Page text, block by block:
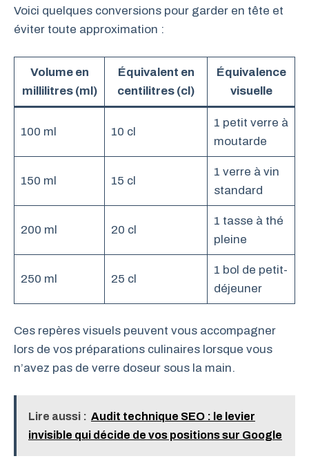
Voici quelques conversions pour garder en tête et
éviter toute approximation :
Volume en
millilitres (ml)
Équivalent en
centilitres (cl)
Équivalence
visuelle
100 ml 10 cl
1 petit verre à
moutarde
150 ml 15 cl
1 verre à vin
standard
200 ml 20 cl
1 tasse à thé
pleine
250 ml 25 cl
1 bol de petit-
déjeuner
Ces repères visuels peuvent vous accompagner
lors de vos préparations culinaires lorsque vous
n’avez pas de verre doseur sous la main.
Lire aussi : Audit technique SEO : le levier
invisible qui décide de vos positions sur Google